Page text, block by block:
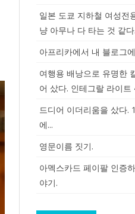
일본 도쿄 지하철 여성전
냥 아무나 다 타는 것 같다.
아프리카에서 내 블로그
여행용 배낭으로 유명한
어 샀다. 인테그랄 라이트
드디어 이더리움을 샀다.
에...
영문이름 짓기.
아멕스카드 페이팔 인증
야기.